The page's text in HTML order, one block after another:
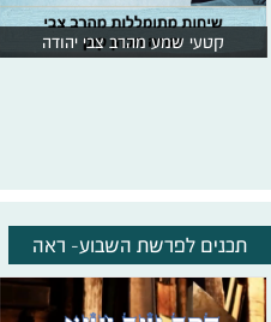
קטעי שמע מהרב צבי יהודה
תכנים לפרשת השבוע- ראה